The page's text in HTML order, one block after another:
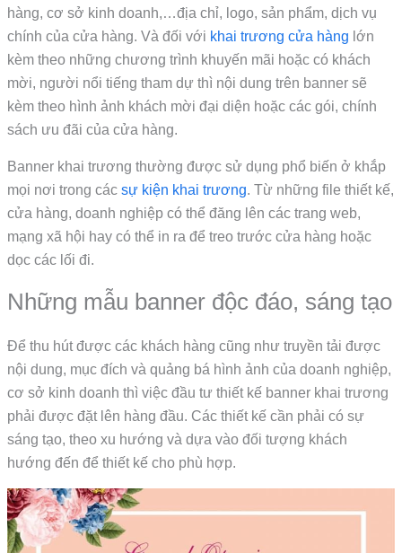
hàng, cơ sở kinh doanh,…địa chỉ, logo, sản phẩm, dịch vụ
chính của cửa hàng. Và đối với khai trương cửa hàng lớn
kèm theo những chương trình khuyến mãi hoặc có khách
mời, người nổi tiếng tham dự thì nội dung trên banner sẽ
kèm theo hình ảnh khách mời đại diện hoặc các gói, chính
sách ưu đãi của cửa hàng.
Banner khai trương thường được sử dụng phổ biến ở khắp
mọi nơi trong cácsự kiện khai trương. Từ những file thiết kế,
cửa hàng, doanh nghiệp có thể đăng lên các trang web,
mạng xã hội hay có thể in ra để treo trước cửa hàng hoặc
dọc các lối đi.
Những mẫu banner độc đáo, sáng tạo
Để thu hút được các khách hàng cũng như truyền tải được
nội dung, mục đích và quảng bá hình ảnh của doanh nghiệp,
cơ sở kinh doanh thì việc đầu tư thiết kế banner khai trương
phải được đặt lên hàng đầu. Các thiết kế cần phải có sự
sáng tạo, theo xu hướng và dựa vào đối tượng khách
hướng đến để thiết kế cho phù hợp.